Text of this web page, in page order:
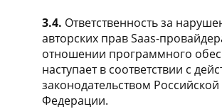
3.4. Ответственность за
авторских прав Saas-
отношении программного
наступает в соответствии с
законодательством Российской
Федерации.